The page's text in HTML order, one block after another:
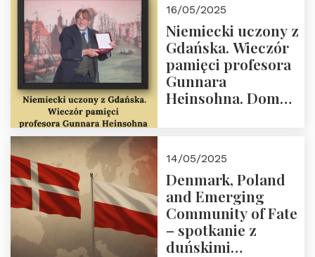
Dom Trójmorza 23
maja 2025 r. godz.
18:00.
16/05/2025
Niemiecki uczony z
Gdańska. Wieczór
pamięci profesora
Gunnara
Heinsohna. Dom
14/05/2025
Denmark, Poland
and Emerging
Community of Fate
– spotkanie z
duńskimi